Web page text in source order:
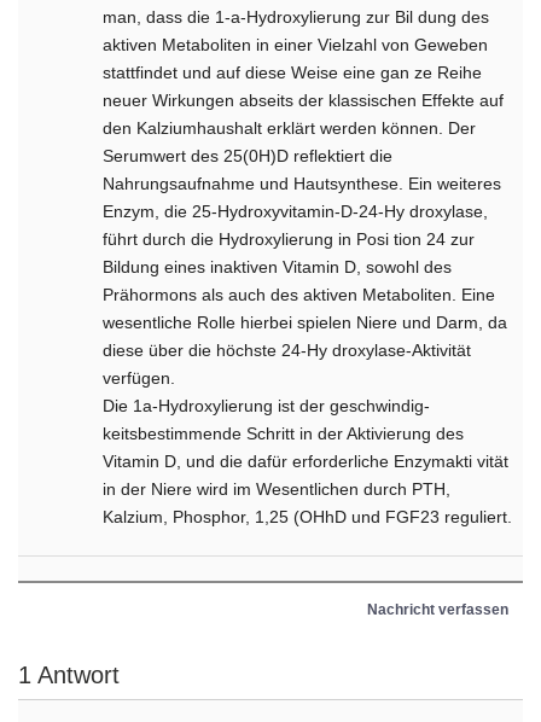
man, dass die 1-a-Hydroxylierung zur Bil­ dung des
aktiven Metaboliten in einer Vielzahl von Geweben
stattfindet und auf diese Weise eine gan­ ze Reihe
neuer Wirkungen abseits der klassischen Effekte auf
den Kalziumhaushalt erklärt werden können. Der
Serumwert des 25(0H)D reflektiert die
Nahrungsaufnahme und Hautsynthese. Ein weiteres
Enzym, die 25-Hydroxyvitamin-D-24-Hy­ droxylase,
führt durch die Hydroxylierung in Posi­ tion 24 zur
Bildung eines inaktiven Vitamin D, sowohl des
Prähormons als auch des aktiven Metaboliten. Eine
wesentliche Rolle hierbei spielen Niere und Darm, da
diese über die höchste 24-Hy­ droxylase-Aktivität
verfügen.
Die 1a-Hydroxylierung ist der geschwindig­
keitsbestimmende Schritt in der Aktivierung des
Vitamin D, und die dafür erforderliche Enzymakti­ vität
in der Niere wird im Wesentlichen durch PTH,
Kalzium, Phosphor, 1,25 (OHhD und FGF23 reguliert.
Nachricht verfassen
1 Antwort